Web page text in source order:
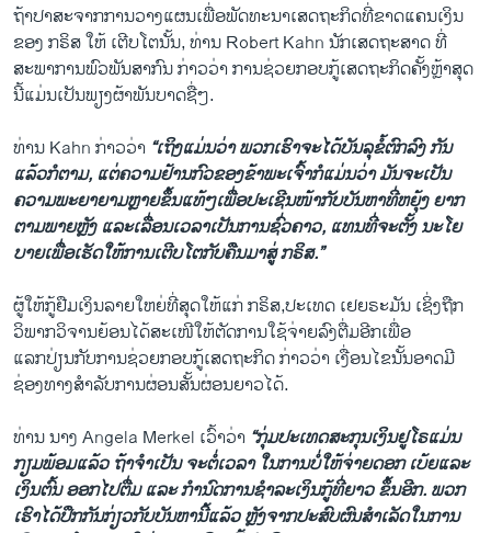
ຖ້າ​ປາສະຈາ​ກການວາງ​ແຜນ​ເພື່ອ​ພັດທະນາ​ເສດຖະກິດ​ທີ່​ຂາດ​ແຄ​ນ​ເງິນ​
ຂອງ ກຣິສ ໃຫ້ ເຕີບໂຕນັ້ນ, ທ່ານ Robert Kahn ນັກ​ເສດຖະສາດ ທີ່​
ສະພາ​ການ​ພົວພັນ​ສາກົນ ກ່າວ​ວ່າ ການ​ຊ່ວຍ​ກອບ​ກູ້​ເສດຖະກິດ​ຄັ້ງ​ຫຼ້າ​ສຸດ​
ນີ້ແມ່ນ​ເປັນ​ພຽງ​ຜ້າພັນ​ບາດ​ຊື່ໆ.
ທ່ານ Kahn ກ່າວ​ວ່າ “​ເຖິງ​ແມ່ນ​ວ່າ​ ພວກ​ເຮົາ​ຈະ​ໄດ້ບັນລຸ​ຂໍ້ຕົກລົງ ກັນ
ແລ້ວກໍຕາມ, ແຕ່ຄວາມ​ຢ້ານ​ກົວ​ຂອງ​ຂ້າພະ​ເຈົ້າກໍ​ແມ່ນ​ວ່າ ​ມັນ​ຈະ​ເປັນ
ຄວາມ​ພະຍາຍາມ​ຫຼາຍ​ຂຶ້ນ​ແທ້​ໆ​ເພື່ອປະເຊີນ​ໜ້າ​ກັບ​ບັນຫາ​ທີ່​ຫຍຸ້ງ ຍາກ
ຕາມພາຍຫຼັງ ​ແລ​ະເລື່ອນເວລາເປັນການຊົ່ວຄາວ, ​ແທນ​ທີ່​ຈະ​ຕັ້ງ​ ນະ​ໂຍ
ບາຍ​ເພື່ອ​ເຮັດ​ໃຫ້ການເຕີບ​ໂຕ​ກັບ​ຄືນ​ມາສູ່ ກຣິສ.”
ຜູ້​ໃຫ້ກູ້​ຢືມ​ເງິນ​ລາຍ​ໃຫຍ່​ທີ່​ສຸດ​ໃຫ້​ແກ່ ກຣິສ,ປະ​ເທດ ເຢຍຣະ​ມັນ ​ເຊິ່ງຖືກ
ວິພາກ​ວິຈານ​ຍ້ອນໄດ້ສະ​ເໜີ​ໃຫ້​ຕັດ​ການໃຊ້ຈ່າຍ​ລົງຕື່ມອີກເພື່ອ
​ແລກ​ປ່ຽນ​ກັບ​ການ​ຊ່ວຍ​ກອບ​ກູ້​ເສດຖະກິດ ກ່າວ​ວ່າ ​ເງື່ອນ​ໄຂ​ນັ້ນ​ອາດ​ມີ​
ຊ່ອງ​ທາງ​ສຳລັບ​ການ​ຜ່ອນ​ສັ້ນ​ຜ່ອນ​ຍາວໄດ້.
ທ່ານ ນາງ Angela Merkel ​ເວົ້າ​ວ່າ “ກຸ່ມ​ປະ​ເທດ​ສະກຸນ​ເງິນ​ຢູ​ໂຣ​ແມ່ນ​
ກຽມພ້ອ​ມ​ແລ້ວ ຖ້າ​ຈຳ​ເປັນ​ ຈະຕໍ່ເວລາ ໃນການບໍ່ໃຫ້ຈ່າຍດອກ ເບ້ຍແລະ
ເງິນຕົ້ນ ​ອອກໄປຕື່ມ ​ແລະ ກຳນົດ​ການ​ຊຳລະ​ເງິນ​ກູ້​ທີ່​ຍາວ ຂຶ້ນອີກ. ພວກ​
ເຮົາ​ໄດ້​ປຶກ​ກັນ​ກ່ຽວ​ກັບ​ບັນຫາ​ນີ້ແລ້ວ ຫຼັງ​ຈາກປະສົບ​ຜົນສຳ​ເລັດ​ໃນການ​